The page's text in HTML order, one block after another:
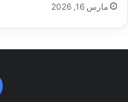
مارس 16, 2026